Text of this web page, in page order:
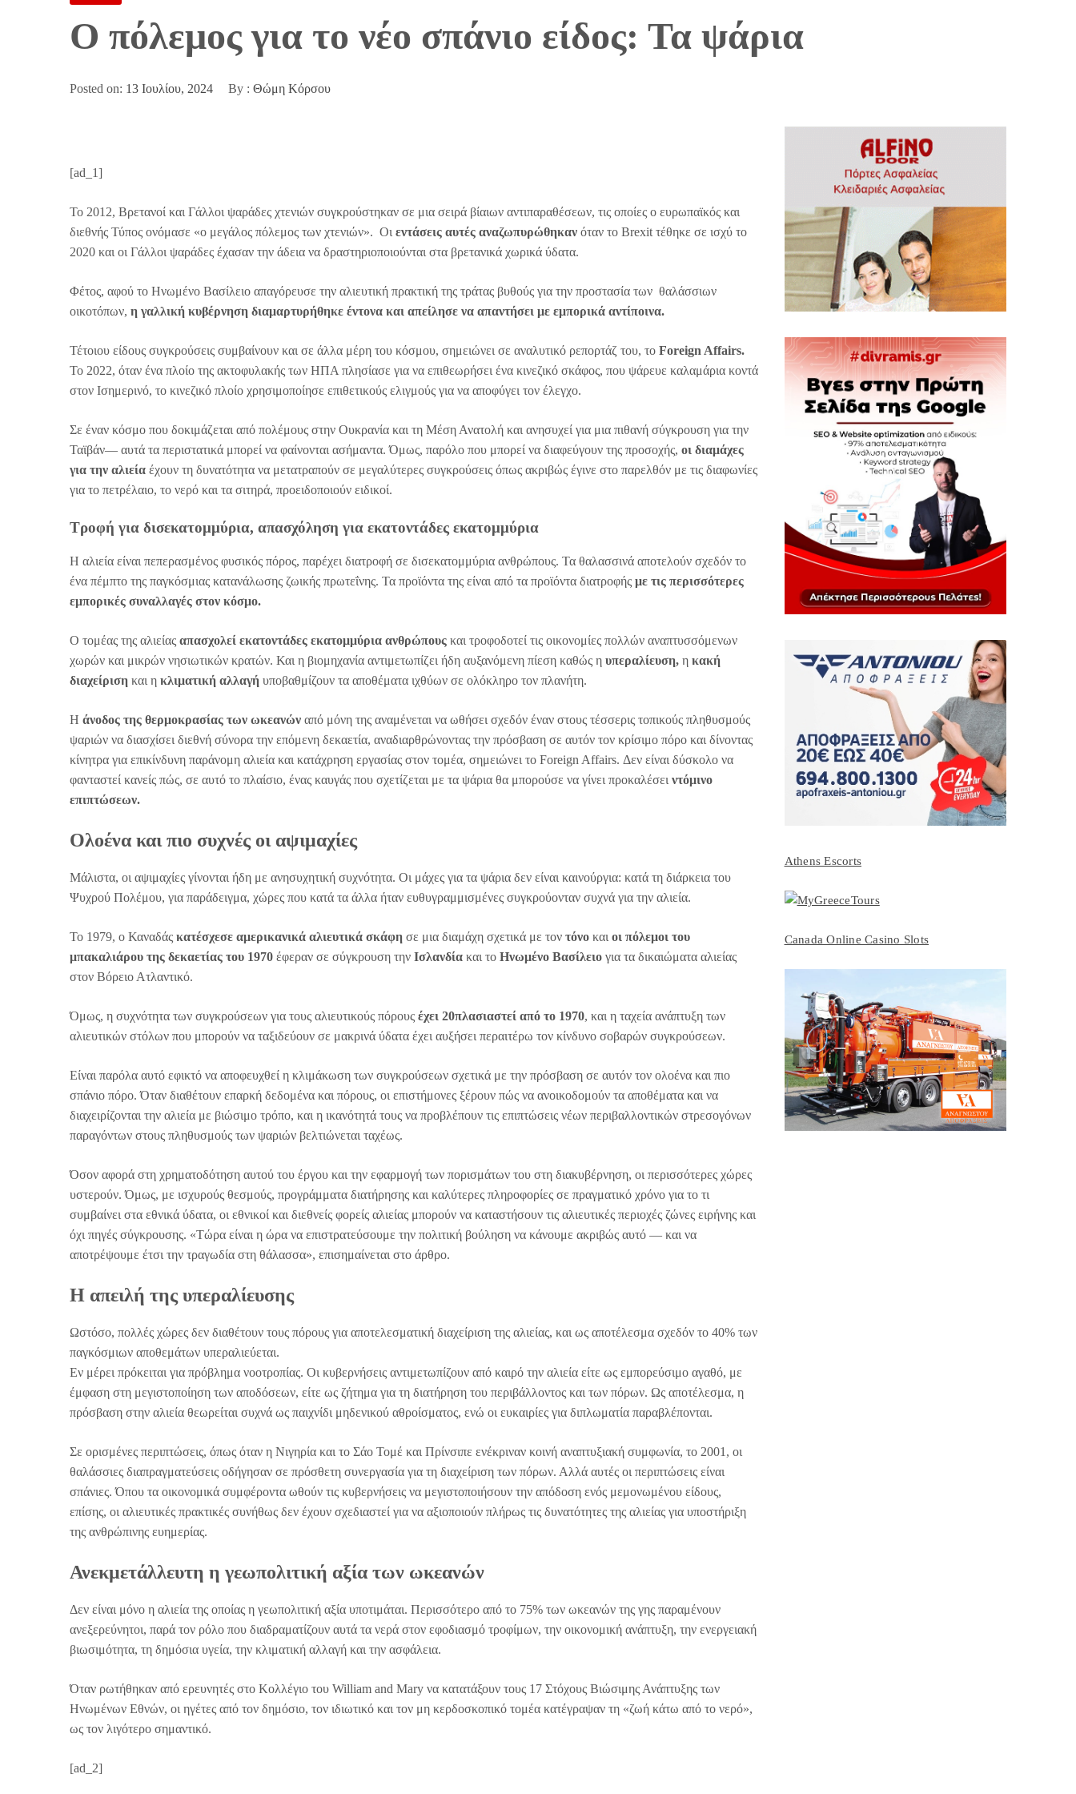
Ο πόλεμος για το νέο σπάνιο είδος: Τα ψάρια
Posted on: 13 Ιουλίου, 2024 By : Θώμη Κόρσου
[ad_1]
Το 2012, Βρετανοί και Γάλλοι ψαράδες χτενιών συγκρούστηκαν σε μια σειρά βίαιων αντιπαραθέσεων, τις οποίες ο ευρωπαϊκός και
διεθνής Τύπος ονόμασε «ο μεγάλος πόλεμος των χτενιών». Οι εντάσεις αυτές αναζωπυρώθηκαν όταν το Brexit τέθηκε σε ισχύ το
2020 και οι Γάλλοι ψαράδες έχασαν την άδεια να δραστηριοποιούνται στα βρετανικά χωρικά ύδατα.
Φέτος, αφού το Ηνωμένο Βασίλειο απαγόρευσε την αλιευτική πρακτική της τράτας βυθούς για την προστασία των θαλάσσιων
οικοτόπων, η γαλλική κυβέρνηση διαμαρτυρήθηκε έντονα και απείλησε να απαντήσει με εμπορικά αντίποινα.
Τέτοιου είδους συγκρούσεις συμβαίνουν και σε άλλα μέρη του κόσμου, σημειώνει σε αναλυτικό ρεπορτάζ του, το Foreign Affairs.
Το 2022, όταν ένα πλοίο της ακτοφυλακής των ΗΠΑ πλησίασε για να επιθεωρήσει ένα κινεζικό σκάφος, που ψάρευε καλαμάρια κοντά
στον Ισημερινό, το κινεζικό πλοίο χρησιμοποίησε επιθετικούς ελιγμούς για να αποφύγει τον έλεγχο.
Σε έναν κόσμο που δοκιμάζεται από πολέμους στην Ουκρανία και τη Μέση Ανατολή και ανησυχεί για μια πιθανή σύγκρουση για την
Ταϊβάν— αυτά τα περιστατικά μπορεί να φαίνονται ασήμαντα. Όμως, παρόλο που μπορεί να διαφεύγουν της προσοχής, οι διαμάχες
για την αλιεία έχουν τη δυνατότητα να μετατραπούν σε μεγαλύτερες συγκρούσεις όπως ακριβώς έγινε στο παρελθόν με τις διαφωνίες
για το πετρέλαιο, το νερό και τα σιτηρά, προειδοποιούν ειδικοί.
Τροφή για δισεκατομμύρια, απασχόληση για εκατοντάδες εκατομμύρια
Η αλιεία είναι πεπερασμένος φυσικός πόρος, παρέχει διατροφή σε δισεκατομμύρια ανθρώπους. Τα θαλασσινά αποτελούν σχεδόν το
ένα πέμπτο της παγκόσμιας κατανάλωσης ζωικής πρωτεΐνης. Τα προϊόντα της είναι από τα προϊόντα διατροφής με τις περισσότερες
εμπορικές συναλλαγές στον κόσμο.
Ο τομέας της αλιείας απασχολεί εκατοντάδες εκατομμύρια ανθρώπους και τροφοδοτεί τις οικονομίες πολλών αναπτυσσόμενων
χωρών και μικρών νησιωτικών κρατών. Και η βιομηχανία αντιμετωπίζει ήδη αυξανόμενη πίεση καθώς η υπεραλίευση, η κακή
διαχείριση και η κλιματική αλλαγή υποβαθμίζουν τα αποθέματα ιχθύων σε ολόκληρο τον πλανήτη.
Η άνοδος της θερμοκρασίας των ωκεανών από μόνη της αναμένεται να ωθήσει σχεδόν έναν στους τέσσερις τοπικούς πληθυσμούς
ψαριών να διασχίσει διεθνή σύνορα την επόμενη δεκαετία, αναδιαρθρώνοντας την πρόσβαση σε αυτόν τον κρίσιμο πόρο και δίνοντας
κίνητρα για επικίνδυνη παράνομη αλιεία και κατάχρηση εργασίας στον τομέα, σημειώνει το Foreign Affairs. Δεν είναι δύσκολο να
φανταστεί κανείς πώς, σε αυτό το πλαίσιο, ένας καυγάς που σχετίζεται με τα ψάρια θα μπορούσε να γίνει προκαλέσει ντόμινο
επιπτώσεων.
Ολοένα και πιο συχνές οι αψιμαχίες
Μάλιστα, οι αψιμαχίες γίνονται ήδη με ανησυχητική συχνότητα. Οι μάχες για τα ψάρια δεν είναι καινούργια: κατά τη διάρκεια του
Ψυχρού Πολέμου, για παράδειγμα, χώρες που κατά τα άλλα ήταν ευθυγραμμισμένες συγκρούονταν συχνά για την αλιεία.
Το 1979, ο Καναδάς κατέσχεσε αμερικανικά αλιευτικά σκάφη σε μια διαμάχη σχετικά με τον τόνο και οι πόλεμοι του
μπακαλιάρου της δεκαετίας του 1970 έφεραν σε σύγκρουση την Ισλανδία και το Ηνωμένο Βασίλειο για τα δικαιώματα αλιείας
στον Βόρειο Ατλαντικό.
Όμως, η συχνότητα των συγκρούσεων για τους αλιευτικούς πόρους έχει 20πλασιαστεί από το 1970, και η ταχεία ανάπτυξη των
αλιευτικών στόλων που μπορούν να ταξιδεύουν σε μακρινά ύδατα έχει αυξήσει περαιτέρω τον κίνδυνο σοβαρών συγκρούσεων.
Είναι παρόλα αυτό εφικτό να αποφευχθεί η κλιμάκωση των συγκρούσεων σχετικά με την πρόσβαση σε αυτόν τον ολοένα και πιο
σπάνιο πόρο. Όταν διαθέτουν επαρκή δεδομένα και πόρους, οι επιστήμονες ξέρουν πώς να ανοικοδομούν τα αποθέματα και να
διαχειρίζονται την αλιεία με βιώσιμο τρόπο, και η ικανότητά τους να προβλέπουν τις επιπτώσεις νέων περιβαλλοντικών στρεσογόνων
παραγόντων στους πληθυσμούς των ψαριών βελτιώνεται ταχέως.
Όσον αφορά στη χρηματοδότηση αυτού του έργου και την εφαρμογή των πορισμάτων του στη διακυβέρνηση, οι περισσότερες χώρες
υστερούν. Όμως, με ισχυρούς θεσμούς, προγράμματα διατήρησης και καλύτερες πληροφορίες σε πραγματικό χρόνο για το τι
συμβαίνει στα εθνικά ύδατα, οι εθνικοί και διεθνείς φορείς αλιείας μπορούν να καταστήσουν τις αλιευτικές περιοχές ζώνες ειρήνης και
όχι πηγές σύγκρουσης. «Τώρα είναι η ώρα να επιστρατεύσουμε την πολιτική βούληση να κάνουμε ακριβώς αυτό — και να
αποτρέψουμε έτσι την τραγωδία στη θάλασσα», επισημαίνεται στο άρθρο.
Η απειλή της υπεραλίευσης
Ωστόσο, πολλές χώρες δεν διαθέτουν τους πόρους για αποτελεσματική διαχείριση της αλιείας, και ως αποτέλεσμα σχεδόν το 40% των
παγκόσμιων αποθεμάτων υπεραλιεύεται.
Εν μέρει πρόκειται για πρόβλημα νοοτροπίας. Οι κυβερνήσεις αντιμετωπίζουν από καιρό την αλιεία είτε ως εμπορεύσιμο αγαθό, με
έμφαση στη μεγιστοποίηση των αποδόσεων, είτε ως ζήτημα για τη διατήρηση του περιβάλλοντος και των πόρων. Ως αποτέλεσμα, η
πρόσβαση στην αλιεία θεωρείται συχνά ως παιχνίδι μηδενικού αθροίσματος, ενώ οι ευκαιρίες για διπλωματία παραβλέπονται.
Σε ορισμένες περιπτώσεις, όπως όταν η Νιγηρία και το Σάο Τομέ και Πρίνσιπε ενέκριναν κοινή αναπτυξιακή συμφωνία, το 2001, οι
θαλάσσιες διαπραγματεύσεις οδήγησαν σε πρόσθετη συνεργασία για τη διαχείριση των πόρων. Αλλά αυτές οι περιπτώσεις είναι
σπάνιες. Όπου τα οικονομικά συμφέροντα ωθούν τις κυβερνήσεις να μεγιστοποιήσουν την απόδοση ενός μεμονωμένου είδους,
επίσης, οι αλιευτικές πρακτικές συνήθως δεν έχουν σχεδιαστεί για να αξιοποιούν πλήρως τις δυνατότητες της αλιείας για υποστήριξη
της ανθρώπινης ευημερίας.
Ανεκμετάλλευτη η γεωπολιτική αξία των ωκεανών
Δεν είναι μόνο η αλιεία της οποίας η γεωπολιτική αξία υποτιμάται. Περισσότερο από το 75% των ωκεανών της γης παραμένουν
ανεξερεύνητοι, παρά τον ρόλο που διαδραματίζουν αυτά τα νερά στον εφοδιασμό τροφίμων, την οικονομική ανάπτυξη, την ενεργειακή
βιωσιμότητα, τη δημόσια υγεία, την κλιματική αλλαγή και την ασφάλεια.
Όταν ρωτήθηκαν από ερευνητές στο Κολλέγιο του William and Mary να κατατάξουν τους 17 Στόχους Βιώσιμης Ανάπτυξης των
Ηνωμένων Εθνών, οι ηγέτες από τον δημόσιο, τον ιδιωτικό και τον μη κερδοσκοπικό τομέα κατέγραψαν τη «ζωή κάτω από το νερό»,
ως τον λιγότερο σημαντικό.
[ad_2]
Athens Escorts
Canada Online Casino Slots